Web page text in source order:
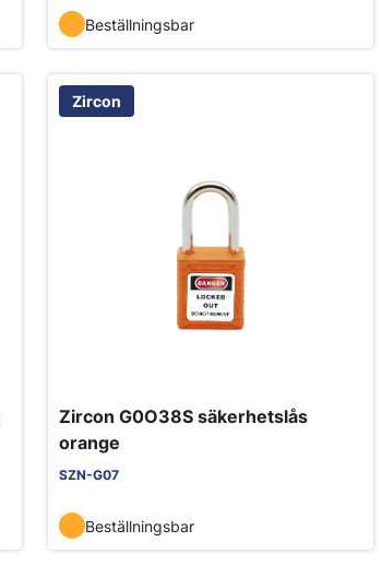
Beställningsbar
Zircon
Zircon G0O38S säkerhetslås
orange
SZN-G07
Beställningsbar